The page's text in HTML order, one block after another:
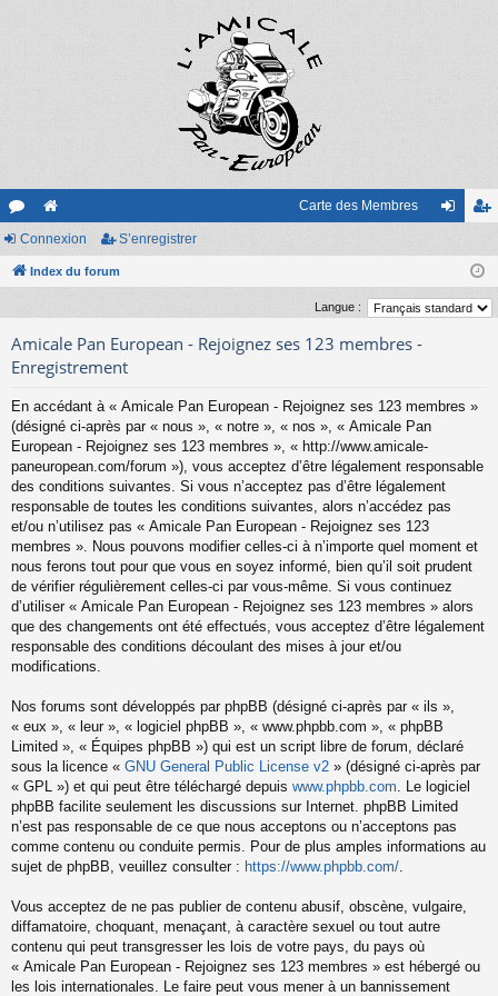
or
u
s
e
sit
Carte des Membres
xi
nr
eg
Connexion S’enregistrer
Index du forum
Langue :
Amicale Pan European - Rejoignez ses 123 membres -
Enregistrement
En accédant à « Amicale Pan European - Rejoignez ses 123 membres »
(désigné ci-après par « nous », « notre », « nos », « Amicale Pan
European - Rejoignez ses 123 membres », « http://www.amicale-
paneuropean.com/forum »), vous acceptez d’être légalement responsable
des conditions suivantes. Si vous n’acceptez pas d’être légalement
responsable de toutes les conditions suivantes, alors n’accédez pas
et/ou n’utilisez pas « Amicale Pan European - Rejoignez ses 123
membres ». Nous pouvons modifier celles-ci à n’importe quel moment et
nous ferons tout pour que vous en soyez informé, bien qu’il soit prudent
de vérifier régulièrement celles-ci par vous-même. Si vous continuez
d’utiliser « Amicale Pan European - Rejoignez ses 123 membres » alors
que des changements ont été effectués, vous acceptez d’être légalement
responsable des conditions découlant des mises à jour et/ou
modifications.
Nos forums sont développés par phpBB (désigné ci-après par « ils »,
« eux », « leur », « logiciel phpBB », « www.phpbb.com », « phpBB
Limited », « Équipes phpBB ») qui est un script libre de forum, déclaré
sous la licence « GNU General Public License v2 » (désigné ci-après par
« GPL ») et qui peut être téléchargé depuis www.phpbb.com . Le logiciel
phpBB facilite seulement les discussions sur Internet. phpBB Limited
n’est pas responsable de ce que nous acceptons ou n’acceptons pas
comme contenu ou conduite permis. Pour de plus amples informations au
sujet de phpBB, veuillez consulter : https://www.phpbb.com/
Vous acceptez de ne pas publier de contenu abusif, obscène, vulgaire,
diffamatoire, choquant, menaçant, à caractère sexuel ou tout autre
contenu qui peut transgresser les lois de votre pays, du pays où
« Amicale Pan European - Rejoignez ses 123 membres » est hébergé ou
les lois internationales. Le faire peut vous mener à un bannissement